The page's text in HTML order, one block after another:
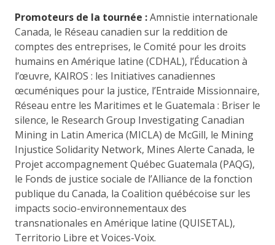
Promoteurs de la tournée :Amnistie internationale
Canada, le Réseau canadien sur la reddition de
comptes des entreprises, le Comité pour les droits
humains en Amérique latine (CDHAL), l’Éducation à
l’œuvre, KAIROS : les Initiatives canadiennes
œcuméniques pour la justice, l’Entraide Missionnaire,
Réseau entre les Maritimes et le Guatemala : Briser le
silence, le Research Group Investigating Canadian
Mining in Latin America (MICLA) de McGill, le Mining
Injustice Solidarity Network, Mines Alerte Canada, le
Projet accompagnement Québec Guatemala (PAQG),
le Fonds de justice sociale de l’Alliance de la fonction
publique du Canada, la Coalition québécoise sur les
impacts socio-environnementaux des
transnationales en Amérique latine (QUISETAL),
Territorio Libre et Voices-Voix.